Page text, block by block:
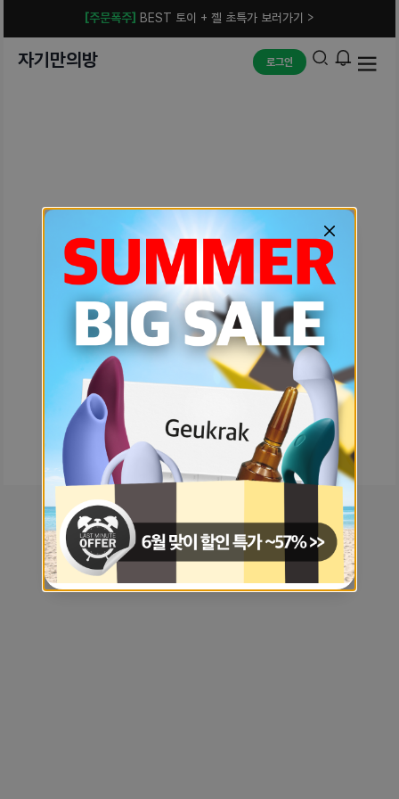
[주문폭주] BEST 토이 + 젤 초특가 보러가기 >
자기만의방 로그인
예상치 못한 에러입니다.